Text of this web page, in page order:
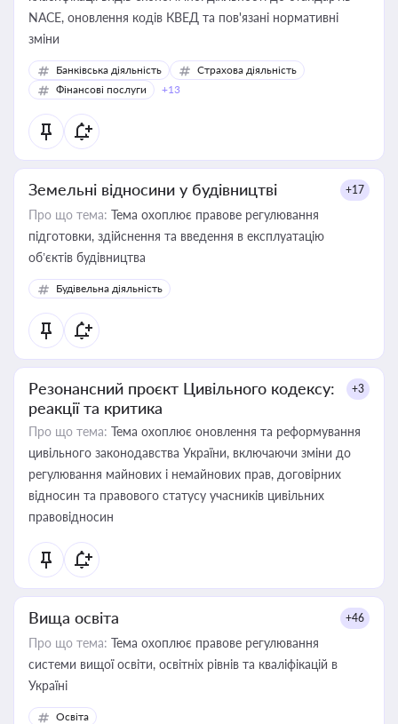
NACE, оновлення кодів КВЕД та пов'язані нормативні
зміни
Банківська діяльність
Страхова діяльність
Фінансові послуги
+13
Земельні відносини у будівництві +17
Про що тема: Тема охоплює правове регулювання
підготовки, здійснення та введення в експлуатацію
об’єктів будівництва
Будівельна діяльність
Резонансний проєкт Цивільного кодексу:
реакції та критика
+3
Про що тема: Тема охоплює оновлення та реформування
цивільного законодавства України, включаючи зміни до
регулювання майнових і немайнових прав, договірних
відносин та правового статусу учасників цивільних
правовідносин
Вища освіта +46
Про що тема: Тема охоплює правове регулювання
системи вищої освіти, освітніх рівнів та кваліфікацій в
Україні
Освіта